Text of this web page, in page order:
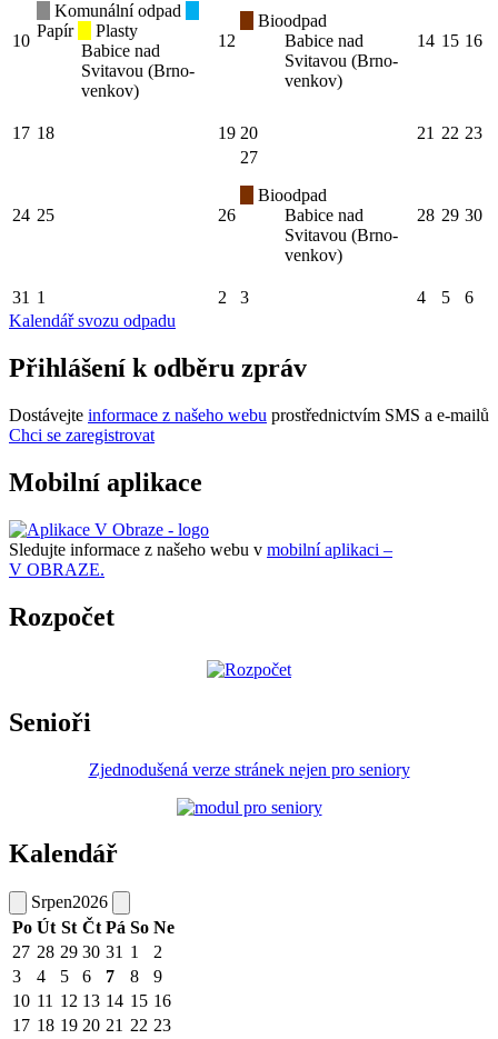
10
Komunální odpad
Papír
Plasty
Babice nad
Svitavou (Brno-
venkov)
12
Bioodpad
Babice nad
Svitavou (Brno-
venkov)
14 15 16
17 18 19 20 21 22 23
24 25 26
27
Bioodpad
Babice nad
Svitavou (Brno-
venkov)
28 29 30
31 1 2 3 4 5
6
Kalendář svozu odpadu
Přihlášení k odběru zpráv
Dostávejte informace z našeho webu prostřednictvím SMS a e-mailů
Chci se zaregistrovat
Mobilní aplikace
Sledujte informace z našeho webu v mobilní aplikaci –
V OBRAZE.
Rozpočet
Senioři
Zjednodušená verze stránek nejen pro seniory
Kalendář
Srpen2026
Po Út St Čt Pá So Ne
27 28 29 30 31 1
2
3
4 5 6 7 8
9
10 11 12 13 14 15 16
17 18 19 20 21 22 23